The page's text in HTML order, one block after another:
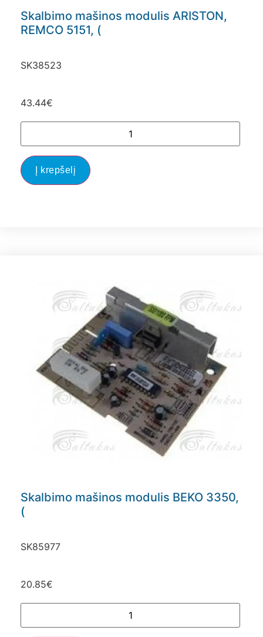
Skalbimo mašinos modulis ARISTON,
REMCO 5151, (
SK38523
43.44€
Į krepšelį
Skalbimo mašinos modulis BEKO 3350,
(
SK85977
20.85€